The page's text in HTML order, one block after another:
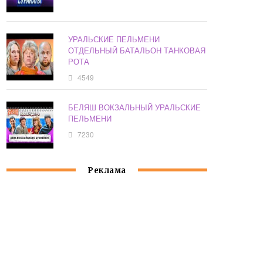
УРАЛЬСКИЕ ПЕЛЬМЕНИ
ОТДЕЛЬНЫЙ БАТАЛЬОН ТАНКОВАЯ
РОТА
4549
БЕЛЯШ ВОКЗАЛЬНЫЙ УРАЛЬСКИЕ
ПЕЛЬМЕНИ
7230
Реклама